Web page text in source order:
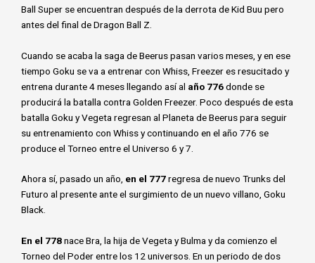
Ball Super se encuentran después de la derrota de Kid Buu pero
antes del final de Dragon Ball Z.
Cuando se acaba la saga de Beerus pasan varios meses, y en ese
tiempo Goku se va a entrenar con Whiss, Freezer es resucitado y
entrena durante 4 meses llegando así al año 776donde se
producirá la batalla contra Golden Freezer. Poco después de esta
batalla Goku y Vegeta regresan al Planeta de Beerus para seguir
su entrenamiento con Whiss y continuando en el año 776 se
produce el Torneo entre el Universo 6 y 7.
Ahora sí, pasado un año, en el 777regresa de nuevo Trunks del
Futuro al presente ante el surgimiento de un nuevo villano, Goku
Black.
En el 778nace Bra, la hija de Vegeta y Bulma y da comienzo el
Torneo del Poder entre los 12 universos. En un periodo de dos